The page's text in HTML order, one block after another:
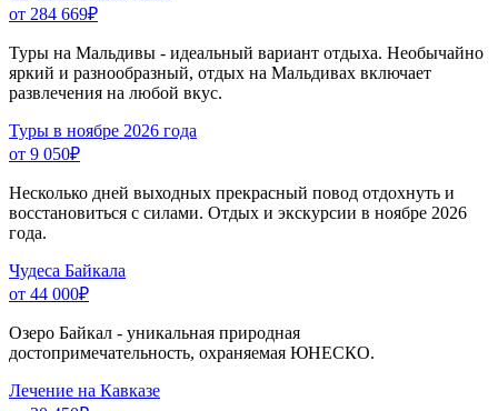
от 284 669₽
Туры на Мальдивы - идеальный вариант отдыха. Необычайно
яркий и разнообразный, отдых на Мальдивах включает
развлечения на любой вкус.
Туры в ноябре 2026 года
от 9 050₽
Несколько дней выходных прекрасный повод отдохнуть и
восстановиться с силами. Отдых и экскурсии в ноябре 2026
года.
Чудеса Байкала
от 44 000₽
Озеро Байкал - уникальная природная
достопримечательность, охраняемая ЮНЕСКО.
Лечение на Кавказе